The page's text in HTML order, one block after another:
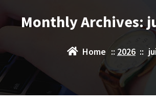
Monthly Archives:
Home :: 2026::